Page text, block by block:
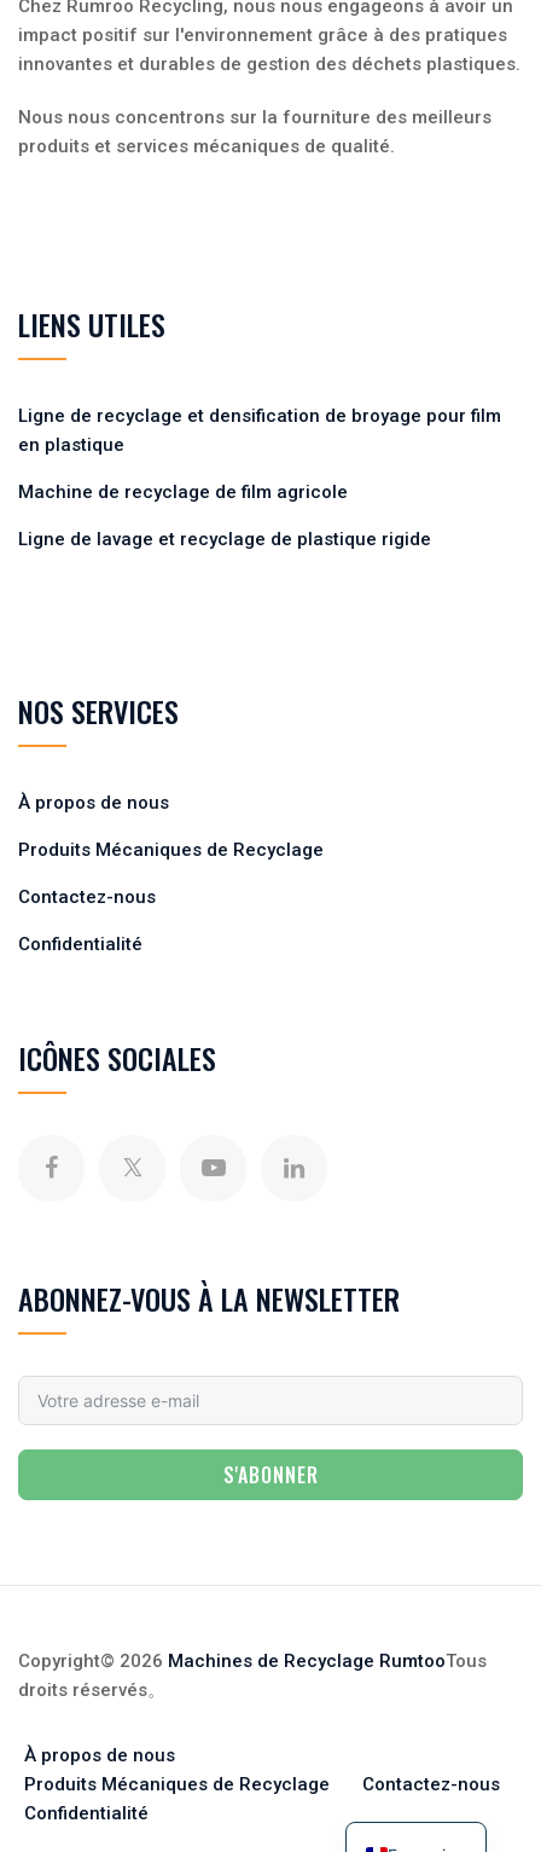
Chez Rumroo Recycling, nous nous engageons à avoir un
impact positif sur l'environnement grâce à des pratiques
innovantes et durables de gestion des déchets plastiques.
Nous nous concentrons sur la fourniture des meilleurs
produits et services mécaniques de qualité.
LIENS UTILES
Ligne de recyclage et densification de broyage pour film
en plastique
Machine de recyclage de film agricole
Ligne de lavage et recyclage de plastique rigide
NOS SERVICES
À propos de nous
Produits Mécaniques de Recyclage
Contactez-nous
Confidentialité
ICÔNES SOCIALES
ABONNEZ-VOUS À LA NEWSLETTER
S'ABONNER
Copyright© 2026 Machines de Recyclage RumtooTous
droits réservés。
À propos de nous
Produits Mécaniques de Recyclage
Contactez-nous
Confidentialité